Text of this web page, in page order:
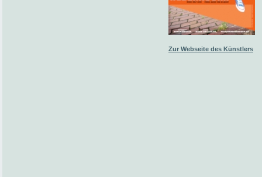
Zur Webseite des Künstlers